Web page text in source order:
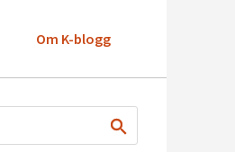
Om K-blogg